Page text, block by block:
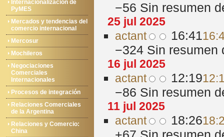
Internacionalización de
PyMES
Mercados y tendencias del
comercio internacional
Mercosur
Mochileros
Negociaciones
Comerciales
Internacionales
Procesos de integración
Relaciones Comerciales
de la Argentina
Relaciones y Comercio:
China
−56 Sin resumen
25 jul 2025
actant 16:41
−324 Sin resumen
16 jul 2025
actant 12:19
−86 Sin resumen
11 jul 2025
actant 18:26